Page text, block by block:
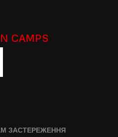
CAMPS
ЗАСТЕРЕЖЕННЯ